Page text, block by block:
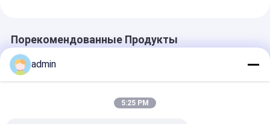
Порекомендованные Продукты
admin
5:25 PM